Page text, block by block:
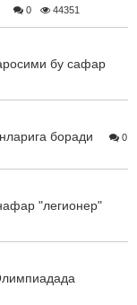
0 44351
бу сафар
боради
0
"легионер"